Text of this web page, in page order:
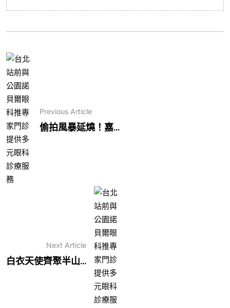
Previous Article
偷拍風暴延燒！嘉...
Next Article
白衣天使齊聚半山...